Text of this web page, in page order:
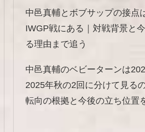
中邑真輔とボブサップの接点
IWGP戦にある｜対戦背景と
る理由まで追う
中邑真輔のベビーターンは
2025年秋の2回に分けて見る
転向の根拠と今後の立ち位置